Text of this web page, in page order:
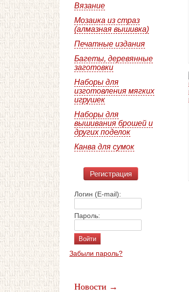
Вязание
Мозаика из страз
(алмазная вышивка)
Печатные издания
Багеты, деревянные
заготовки
Наборы для
изготовления мягких
игрушек
Наборы для
вышивания брошей и
других поделок
Канва для сумок
Регистрация
Логин (E-mail):
Пароль:
Забыли пароль?
Новости →